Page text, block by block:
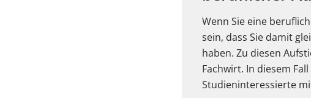
Wenn Sie eine
sein, dass Sie damit
haben. Zu diesen
Fachwirt. In diesem
Studieninteressierte